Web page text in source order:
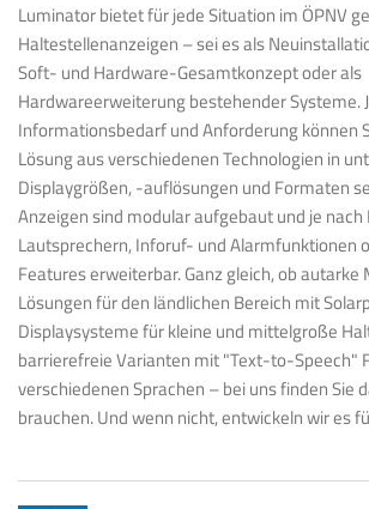
Luminator bietet für jede Situation im ÖPNV
Haltestellenanzeigen – sei es als
Soft- und Hardware-Gesamtkonzept oder als
Hardwareerweiterung bestehender Systeme.
Informationsbedarf und Anforderung können
Lösung aus verschiedenen Technologien in
Displaygrößen, -auflösungen und Formaten
Anzeigen sind modular aufgebaut und je
Lautsprechern, Inforuf- und Alarmfunktionen
Features erweiterbar. Ganz gleich, ob autarke
Lösungen für den ländlichen Bereich mit
Displaysysteme für kleine und mittelgroße
barrierefreie Varianten mit "Text-to-Speech"
verschiedenen Sprachen – bei uns finden Sie
brauchen. Und wenn nicht, entwickeln wir es